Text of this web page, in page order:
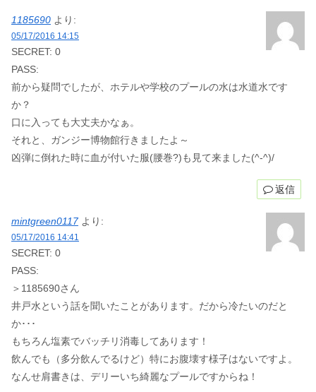
1185690 より:
05/17/2016 14:15
SECRET: 0
PASS:
前から疑問でしたが、ホテルや学校のプールの水は水道水です
か？
口に入っても大丈夫かなぁ。
それと、ガンジー博物館行きましたよ～
凶弾に倒れた時に血が付いた服(腰巻?)も見て来ました(^-^)/
返信
mintgreen0117 より:
05/17/2016 14:41
SECRET: 0
PASS:
＞1185690さん
井戸水という話を聞いたことがあります。だから冷たいのだと
か･･･
もちろん塩素でバッチリ消毒してあります！
飲んでも（多分飲んでるけど）特にお腹壊す様子はないですよ。
なんせ肩書きは、デリーいち綺麗なプールですからね！